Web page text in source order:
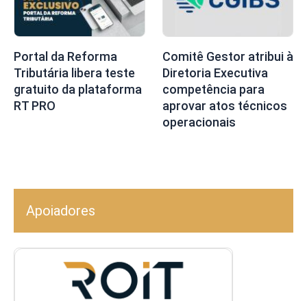
Portal da Reforma
Tributária libera teste
gratuito da plataforma
RT PRO
Comitê Gestor atribui à
Diretoria Executiva
competência para
aprovar atos técnicos
operacionais
Apoiadores